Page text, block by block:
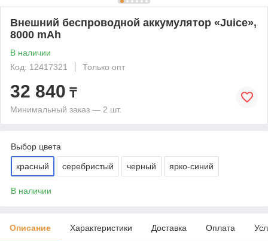
Внешний беспроводной аккумулятор «Juice»,
8000 mAh
В наличии
Код: 12417321
Только опт
32 840 ₸
Минимальный заказ — 2 шт.
Выбор цвета
красный серебристый черный ярко-синий
В наличии
Описание Характеристики Доставка Оплата